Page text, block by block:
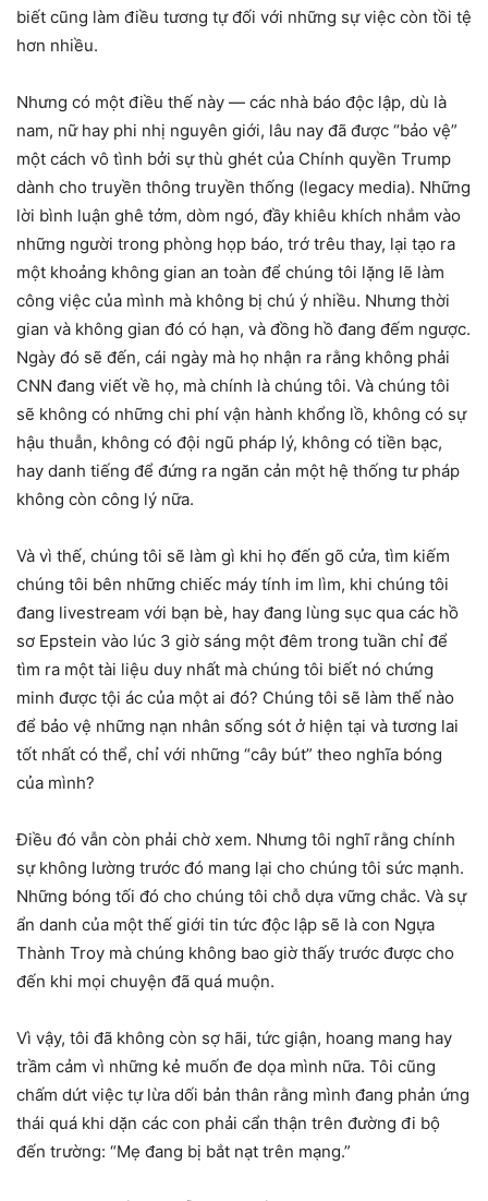
biết cũng làm điều tương tự đối với những sự việc còn tồi tệ
hơn nhiều.
Nhưng có một điều thế này — các nhà báo độc lập, dù là
nam, nữ hay phi nhị nguyên giới, lâu nay đã được “bảo vệ”
một cách vô tình bởi sự thù ghét của Chính quyền Trump
dành cho truyền thông truyền thống (legacy media). Những
lời bình luận ghê tởm, dòm ngó, đầy khiêu khích nhắm vào
những người trong phòng họp báo, trớ trêu thay, lại tạo ra
một khoảng không gian an toàn để chúng tôi lặng lẽ làm
công việc của mình mà không bị chú ý nhiều. Nhưng thời
gian và không gian đó có hạn, và đồng hồ đang đếm ngược.
Ngày đó sẽ đến, cái ngày mà họ nhận ra rằng không phải
CNN đang viết về họ, mà chính là chúng tôi. Và chúng tôi
sẽ không có những chi phí vận hành khổng lồ, không có sự
hậu thuẫn, không có đội ngũ pháp lý, không có tiền bạc,
hay danh tiếng để đứng ra ngăn cản một hệ thống tư pháp
không còn công lý nữa.
Và vì thế, chúng tôi sẽ làm gì khi họ đến gõ cửa, tìm kiếm
chúng tôi bên những chiếc máy tính im lìm, khi chúng tôi
đang livestream với bạn bè, hay đang lùng sục qua các hồ
sơ Epstein vào lúc 3 giờ sáng một đêm trong tuần chỉ để
tìm ra một tài liệu duy nhất mà chúng tôi biết nó chứng
minh được tội ác của một ai đó? Chúng tôi sẽ làm thế nào
để bảo vệ những nạn nhân sống sót ở hiện tại và tương lai
tốt nhất có thể, chỉ với những “cây bút” theo nghĩa bóng
của mình?
Điều đó vẫn còn phải chờ xem. Nhưng tôi nghĩ rằng chính
sự không lường trước đó mang lại cho chúng tôi sức mạnh.
Những bóng tối đó cho chúng tôi chỗ dựa vững chắc. Và sự
ẩn danh của một thế giới tin tức độc lập sẽ là con Ngựa
Thành Troy mà chúng không bao giờ thấy trước được cho
đến khi mọi chuyện đã quá muộn.
Vì vậy, tôi đã không còn sợ hãi, tức giận, hoang mang hay
trầm cảm vì những kẻ muốn đe dọa mình nữa. Tôi cũng
chấm dứt việc tự lừa dối bản thân rằng mình đang phản ứng
thái quá khi dặn các con phải cẩn thận trên đường đi bộ
đến trường: “Mẹ đang bị bắt nạt trên mạng.”